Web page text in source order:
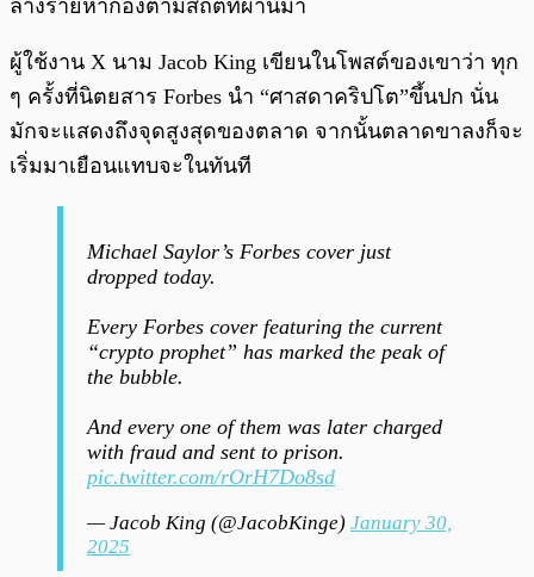
ลางร้ายหากอิงตามสถิติที่ผ่านมา
ผู้ใช้งาน X นาม Jacob King เขียนในโพสต์ของเขาว่า ทุก
ๆ ครั้งที่นิตยสาร Forbes นำ “ศาสดาคริปโต”ขึ้นปก นั่น
มักจะแสดงถึงจุดสูงสุดของตลาด จากนั้นตลาดขาลงก็จะ
เริ่มมาเยือนแทบจะในทันที
Michael Saylor’s Forbes cover just
dropped today.
Every Forbes cover featuring the current
“crypto prophet” has marked the peak of
the bubble.
And every one of them was later charged
with fraud and sent to prison.
pic.twitter.com/rOrH7Do8sd
— Jacob King (@JacobKinge) January 30,
2025